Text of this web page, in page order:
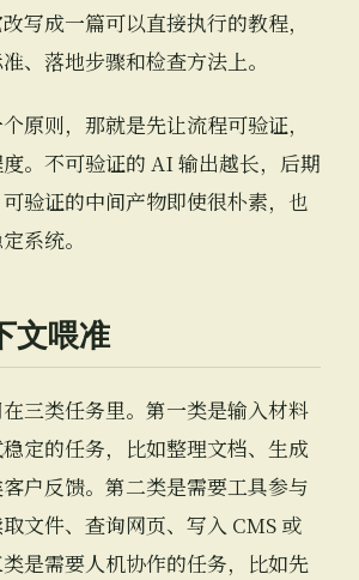
写成一篇可以直接执行的教程，
、落地步骤和检查方法上。
原则，那就是先让流程可验证，
。不可验证的 AI 输出越长，后期
验证的中间产物即使很朴素，也
系统。
文喂准
三类任务里。第一类是输入材料
定的任务，比如整理文档、生成
户反馈。第二类是需要工具参与
文件、查询网页、写入 CMS 或
是需要人机协作的任务，比如先